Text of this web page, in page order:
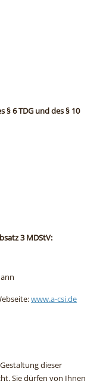
6 TDG und des § 10
3 MDStV:
www.a-csi.de
dieser
Sie dürfen von Ihnen